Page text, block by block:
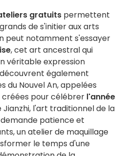
gratuits permettent
de s'initier aux arts
peut notamment s'essayer
, cet art ancestral qui
véritable expression
également
du Nouvel An, appelées
créées pour célébrer l'année
Jianzhi, l'art traditionnel de la
patience et
un atelier de maquillage
le temps d'une